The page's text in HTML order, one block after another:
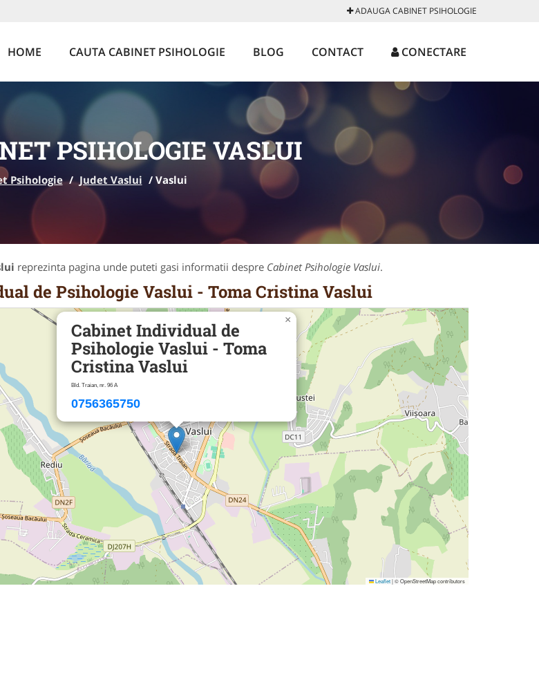
ADAUGA CABINET PSIHOLOGIE
HOME CAUTA CABINET PSIHOLOGIE BLOG CONTACT CONECTARE
PSIHOLOGIE VASLUI
Psihologie / Judet Vaslui / Vaslui
reprezinta pagina unde puteti gasi informatii despre Cabinet Psihologie Vaslui.
de Psihologie Vaslui - Toma Cristina Vaslui
Cabinet Individual de
Psihologie Vaslui - Toma
Cristina Vaslui
Bld. Traian, nr. 96 A
0756365750
×
Leaflet|© OpenStreetMap contributors